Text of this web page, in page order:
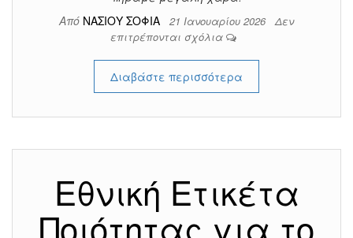
Από ΝΑΣΙΟΥ ΣΟΦΙΑ 21 Ιανουαρίου 2026 Δεν
επιτρέπονται σχόλια
Διαβάστε περισσότερα
Εθνική Ετικέτα
Ποιότητας για το